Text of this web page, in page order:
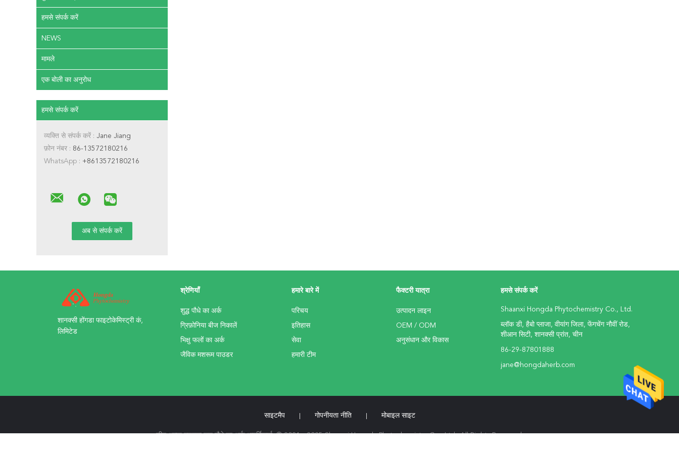
हमसे संपर्क करें
NEWS
मामले
एक बोली का अनुरोध
हमसे संपर्क करें
व्यक्ति से संपर्क करें : Jane Jiang
फ़ोन नंबर : 86-13572180216
WhatsApp : +8613572180216
शानक्सी होंगडा फाइटोकेमिस्ट्री कं,
लिमिटेड
श्रेणियाँ
शुद्ध पौधे का अर्क
ग्रिफ़ोनिया बीज निकालें
भिक्षु फलों का अर्क
जैविक मशरूम पाउडर
हमारे बारे में
परिचय
इतिहास
सेवा
हमारी टीम
फैक्टरी यात्रा
उत्पादन लाइन
OEM / ODM
अनुसंधान और विकास
हमसे संपर्क करें
Shaanxi Hongda Phytochemistry Co., Ltd.
ब्लॉक डी, हैबो प्लाजा, वीयांग जिला, फेंगचेंग नौवीं रोड,
शीआन सिटी, शानक्सी प्रांत, चीन
86-29-87801888
jane@hongdaherb.com
साइटमैप गोपनीयता नीति मोबाइल साइट
चीन अच्छा गुणवत्ता शुद्ध पौधे का अर्क आपूर्तिकर्ता. © 2021 - 2025 Shaanxi Hongda Phytochemistry Co., Ltd.. All Rights Reserved.